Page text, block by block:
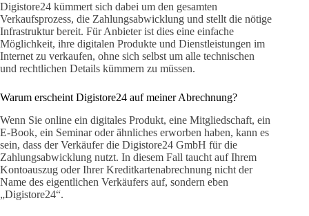
Digistore24 kümmert sich dabei um den gesamten
Verkaufsprozess, die Zahlungsabwicklung und stellt die nötige
Infrastruktur bereit. Für Anbieter ist dies eine einfache
Möglichkeit, ihre digitalen Produkte und Dienstleistungen im
Internet zu verkaufen, ohne sich selbst um alle technischen
und rechtlichen Details kümmern zu müssen.
Warum erscheint Digistore24 auf meiner Abrechnung?
Wenn Sie online ein digitales Produkt, eine Mitgliedschaft, ein
E-Book, ein Seminar oder ähnliches erworben haben, kann es
sein, dass der Verkäufer die Digistore24 GmbH für die
Zahlungsabwicklung nutzt. In diesem Fall taucht auf Ihrem
Kontoauszug oder Ihrer Kreditkartenabrechnung nicht der
Name des eigentlichen Verkäufers auf, sondern eben
„Digistore24“.